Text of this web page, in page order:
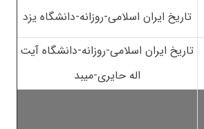
تاریخ ایران اسلامی-روزانه-دانشگاه یزد
تاریخ ایران اسلامی-روزانه-دانشگاه آیت
اله حایری-میبد